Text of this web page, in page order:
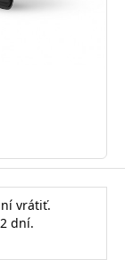
vrátiť.
dní.